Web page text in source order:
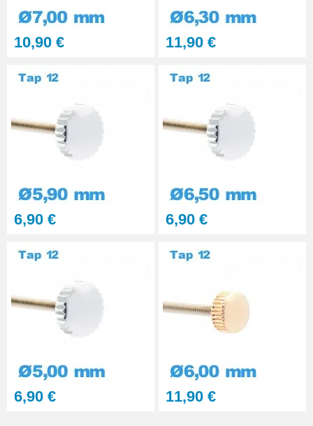
10,90 € 11,90 €
6,90 € 6,90 €
6,90 € 11,90 €